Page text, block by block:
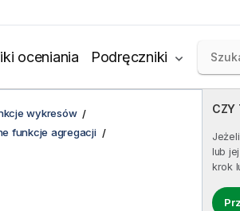
oceniania Podręczniki
CZY
lub
krok
wykresów
funkcje agregacji